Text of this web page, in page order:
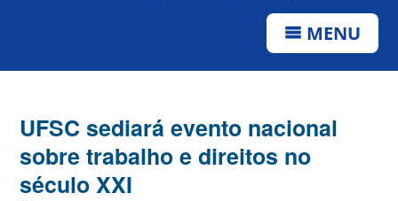
MENU
UFSC sediará evento nacional
sobre trabalho e direitos no
século XXI